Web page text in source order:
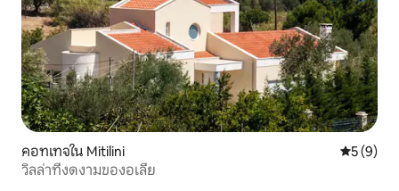
คอทเทจใน Mitilini คะแนนเฉ
5 (9)
วิลล่าที่งดงามของอเลีย